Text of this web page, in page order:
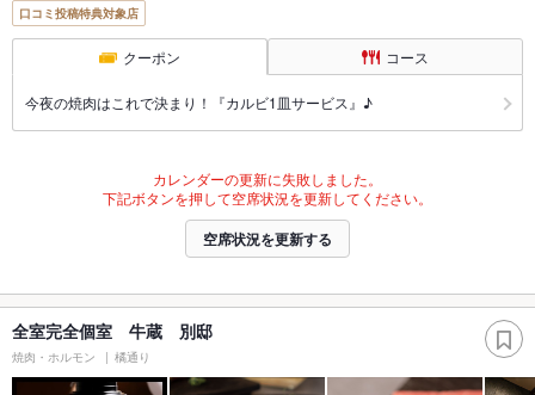
口コミ投稿特典対象店
クーポン コース
今夜の焼肉はこれで決まり！『カルビ1皿サービス』♪
カレンダーの更新に失敗しました。
下記ボタンを押して空席状況を更新してください。
空席状況を更新する
全室完全個室 牛蔵 別邸
焼肉・ホルモン 橘通り